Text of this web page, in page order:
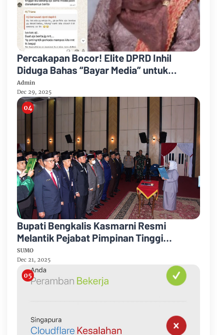
Percakapan Bocor! Elite DPRD Inhil
Diduga Bahas “Bayar Media” untuk
Dukung Kebijakan
Admin
Dec 29, 2025
Bupati Bengkalis Kasmarni Resmi
Melantik Pejabat Pimpinan Tinggi
Pratama
SUMO
Dec 21, 2025